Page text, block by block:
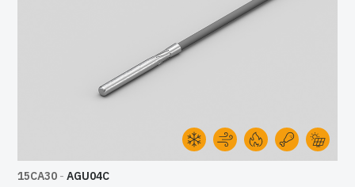
15CA30 - AGU04C